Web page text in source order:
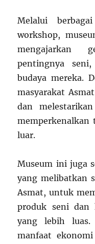
Melalui
workshop,
mengajarkan
pentingnya
budaya mereka.
masyarakat
dan
memperkenalkan
luar.
Museum ini juga
yang melibatkan
Asmat, untuk
produk seni dan
yang lebih luas.
manfaat